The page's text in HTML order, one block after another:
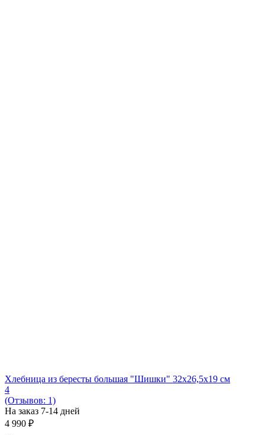
Хлебница из бересты большая "Шишки" 32х26,5х19 см
4
(Отзывов: 1)
На заказ 7-14 дней
4 990 ₽